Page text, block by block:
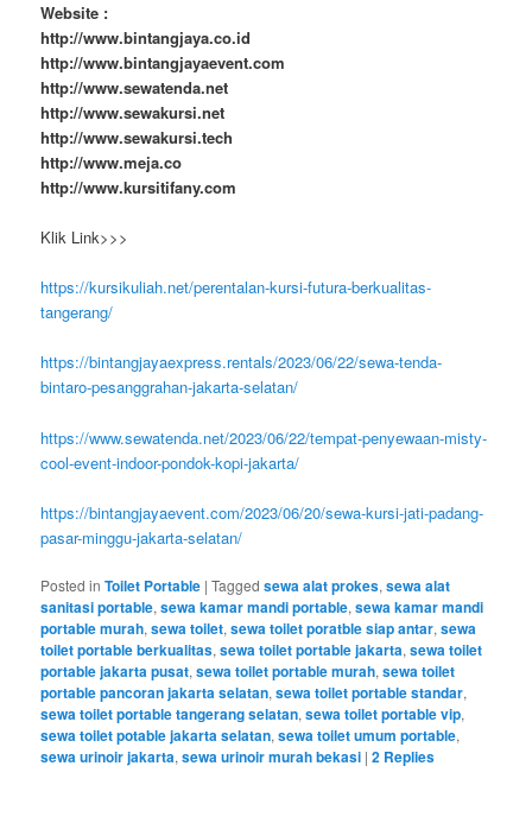
Website :
http://www.bintangjaya.co.id
http://www.bintangjayaevent.com
http://www.sewatenda.net
http://www.sewakursi.net
http://www.sewakursi.tech
http://www.meja.co
http://www.kursitifany.com
Klik Link>>>
https://kursikuliah.net/perentalan-kursi-futura-berkualitas-
tangerang/
https://bintangjayaexpress.rentals/2023/06/22/sewa-tenda-
bintaro-pesanggrahan-jakarta-selatan/
https://www.sewatenda.net/2023/06/22/tempat-penyewaan-misty-
cool-event-indoor-pondok-kopi-jakarta/
https://bintangjayaevent.com/2023/06/20/sewa-kursi-jati-padang-
pasar-minggu-jakarta-selatan/
Posted in Toilet Portable |Tagged sewa alat prokes,sewa alat
sanitasi portable,sewa kamar mandi portable,sewa kamar mandi
portable murah,sewa toilet,sewa toilet poratble siap antar,sewa
toilet portable berkualitas,sewa toilet portable jakarta,sewa toilet
portable jakarta pusat,sewa toilet portable murah,sewa toilet
portable pancoran jakarta selatan,sewa toilet portable standar,
sewa toilet portable tangerang selatan,sewa toilet portable vip,
sewa toilet potable jakarta selatan,sewa toilet umum portable,
sewa urinoir jakarta,sewa urinoir murah bekasi |2 Replies